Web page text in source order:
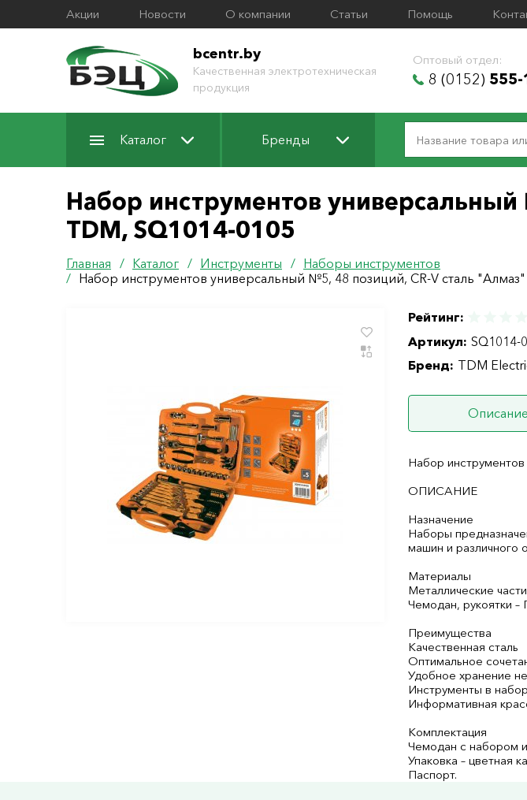
Акции Новости О компании Статьи Помощь
bcentr.by
Качественная электротехническая
продукция
Оптовый отдел:
8 (0152) 555-
Каталог Бренды
Набор инструментов
TDM, SQ1014-0105
Главная / Каталог / Инструменты / Наборы инструментов
/ Набор инструментов универсальный №5, 48 позиций, CR-V сталь
Рейтинг:
Артикул: SQ1014-
Бренд: TDM
Набор
ОПИСАНИЕ
Назначение
Наборы
машин и различного
Материалы
Металлические
Чемодан, рукоятки
Преимущества
Качественная сталь
Оптимальное
Удобное хранение
Инструменты в
Информативная
Комплектация
Чемодан с набором
Упаковка – цветная
Паспорт.